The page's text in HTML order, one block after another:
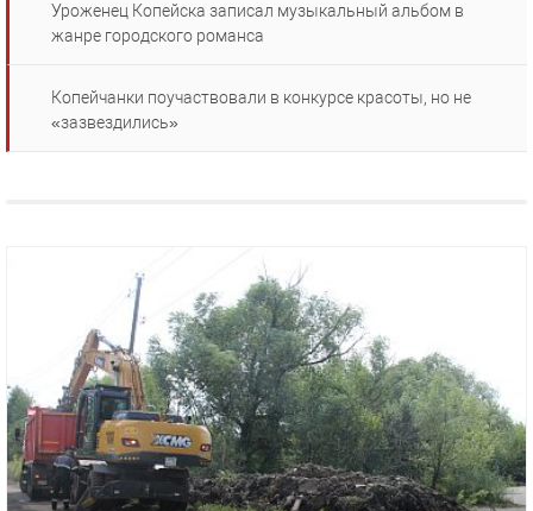
Уроженец Копейска записал музыкальный альбом в
жанре городского романса
Копейчанки поучаствовали в конкурсе красоты, но не
«зазвездились»